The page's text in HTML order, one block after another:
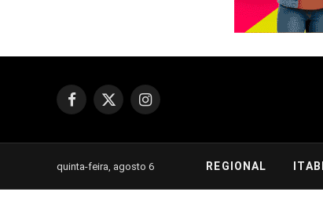
Facebook
X
Instagram
quinta-feira, agosto 6 REGIONAL